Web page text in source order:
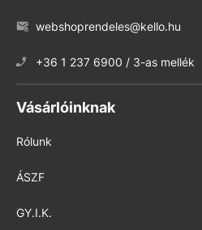
webshoprendeles@kello.hu
+36 1 237 6900 / 3-as mellék
Vásárlóinknak
Rólunk
ÁSZF
GY.I.K.